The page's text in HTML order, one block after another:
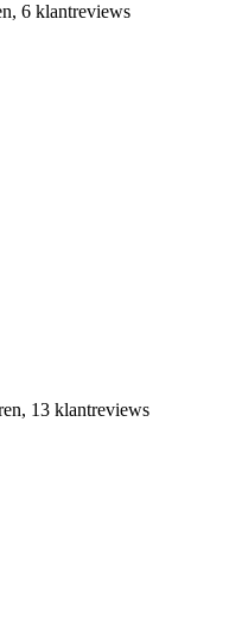
6 klantreviews
13 klantreviews